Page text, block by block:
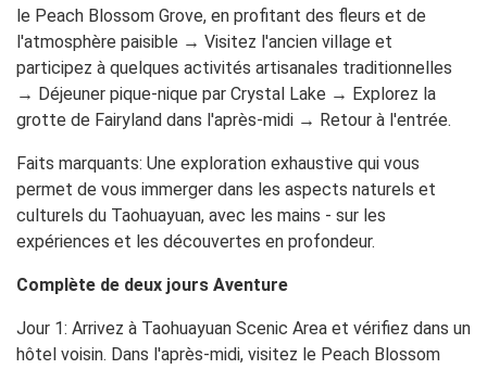
le Peach Blossom Grove, en profitant des fleurs et de
l'atmosphère paisible → Visitez l'ancien village et
participez à quelques activités artisanales traditionnelles
→ Déjeuner pique-nique par Crystal Lake → Explorez la
grotte de Fairyland dans l'après-midi → Retour à l'entrée.
Faits marquants: Une exploration exhaustive qui vous
permet de vous immerger dans les aspects naturels et
culturels du Taohuayuan, avec les mains - sur les
expériences et les découvertes en profondeur.
Complète de deux jours Aventure
Jour 1: Arrivez à Taohuayuan Scenic Area et vérifiez dans un
hôtel voisin. Dans l'après-midi, visitez le Peach Blossom